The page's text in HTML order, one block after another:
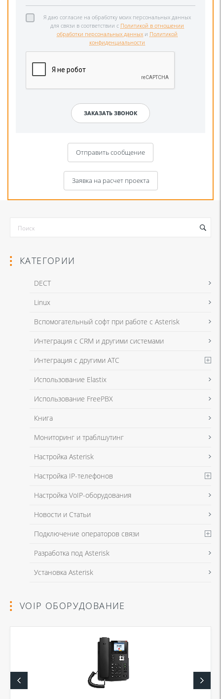
Я даю согласие на обработку моих персональных данных
для связи в соответствии с Политикой в отношении
обработки персональных данных и Политикой
конфиденциальности
Отправить сообщение
Я даю согласие на обработку моих персональных данных для связи
в соответствии с Политикой в отношении обработки персональных
Заявка на расчет проекта
Я даю согласие на обработку моих персональных данных для связи
в соответствии с Политикой в отношении обработки персональных
КАТЕГОРИИ
DECT
Linux
Вспомогательный софт при работе с Asterisk
Интеграция с CRM и другими системами
Интеграция с другими АТС
Использование Elastix
Использование FreePBX
Книга
Мониторинг и траблшутинг
Настройка Asterisk
Настройка IP-телефонов
Настройка VoIP-оборудования
Новости и Статьи
Подключение операторов связи
Разработка под Asterisk
Установка Asterisk
VOIP ОБОРУДОВАНИЕ